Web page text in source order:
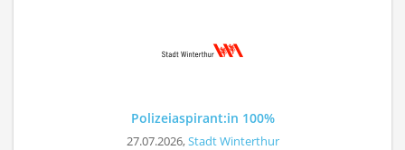
Polizeiaspirant:in 100%
27.07.2026,Stadt Winterthur